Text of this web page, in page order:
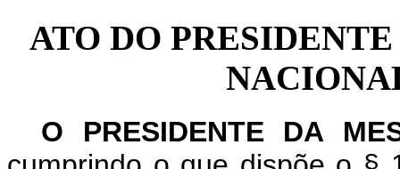
ATO DO
O PRESIDENTE DA